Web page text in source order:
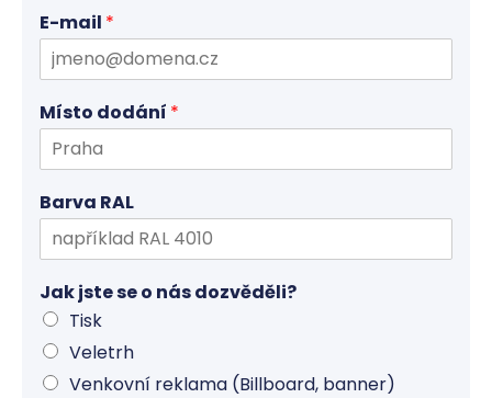
E-mail *
Místo dodání *
Barva RAL
Jak jste se o nás dozvěděli?
Tisk
Veletrh
Venkovní reklama (Billboard, banner)